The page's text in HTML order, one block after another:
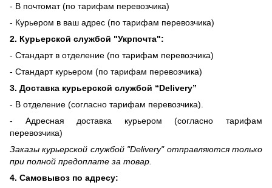
- В почтомат (по тарифам перевозчика)
- Курьером в ваш адрес (по тарифам перевозчика)
2. Курьерской службой "Укрпочта":
- Стандарт в отделение (по тарифам перевозчика)
- Стандарт курьером (по тарифам перевозчика)
3. Доставка курьерской службой “Delivery”
- В отделение (согласно тарифам перевозчика).
- Адресная доставка курьером (согласно тарифам
перевозчика)
Заказы курьерской службой "Delivery" отправляются только
при полной предоплате за товар.
4. Самовывоз по адресу: